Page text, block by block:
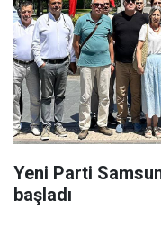
Yeni Parti
başladı